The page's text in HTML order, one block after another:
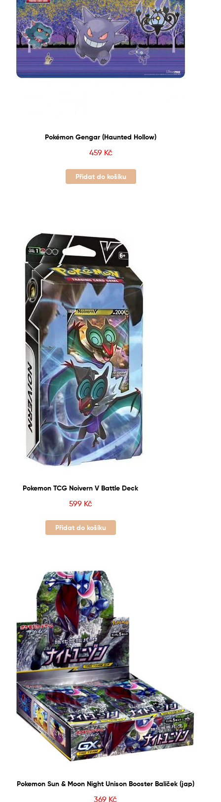
Pokémon Gengar (Haunted Hollow)
459 Kč
Přidat do košíku
Pokemon TCG Noivern V Battle Deck
599 Kč
Přidat do košíku
Pokemon Sun & Moon Night Unison Booster Balíček (jap)
369 Kč